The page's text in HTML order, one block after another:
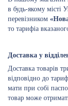
в будь-якому місті
перевізником
то тарифіа
Доставка у
Доставка товарів
відповідно до
мати при собі
товар може